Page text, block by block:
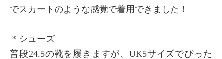
でスカートのような感覚で着用できました！
＊シューズ
普段24.5の靴を履きますが、UK5サイズでぴった